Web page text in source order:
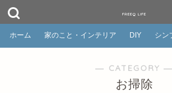
FREEQ LIFE
ホーム 家のこと・インテリア DIY シン
― CATEGORY ―
お掃除